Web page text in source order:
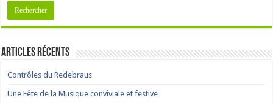
Articles récents
Contrôles du Redebraus
Une Fête de la Musique conviviale et festive